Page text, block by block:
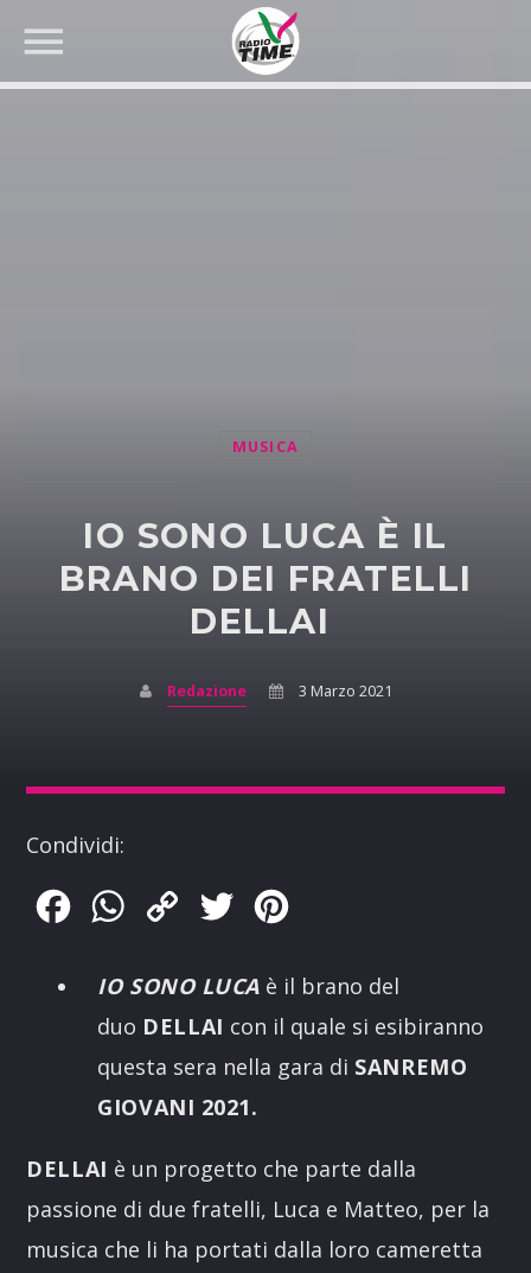
MUSICA
IO SONO LUCA È IL
BRANO DEI FRATELLI
DELLAI
Redazione 3 Marzo 2021
Condividi:
FacebookWhatsApp
Copy
Twitter
IO SONO LUCAè il brano del
duo DELLAI con il quale si esibiranno
questa sera nella gara di SANREMO
GIOVANI 2021.
DELLAI è un progetto che parte dalla
passione di due fratelli, Luca e Matteo, per la
musica che li ha portati dalla loro cameretta